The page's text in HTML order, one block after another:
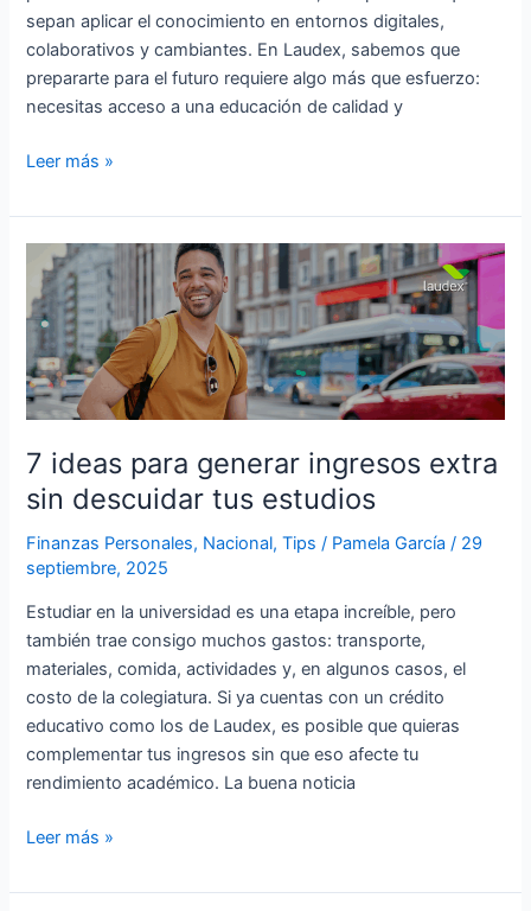
sepan aplicar el conocimiento en entornos digitales,
colaborativos y cambiantes. En Laudex, sabemos que
prepararte para el futuro requiere algo más que esfuerzo:
necesitas acceso a una educación de calidad y
Leer más »
7 ideas para generar ingresos extra
sin descuidar tus estudios
Finanzas Personales, Nacional,Tips / Pamela García/ 29
septiembre, 2025
Estudiar en la universidad es una etapa increíble, pero
también trae consigo muchos gastos: transporte,
materiales, comida, actividades y, en algunos casos, el
costo de la colegiatura. Si ya cuentas con un crédito
educativo como los de Laudex, es posible que quieras
complementar tus ingresos sin que eso afecte tu
rendimiento académico. La buena noticia
ideas
para
generar
ingresos
extra
sin
descuidar
tus
estudios
Leer más »